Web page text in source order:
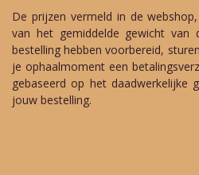
De prijzen vermeld in de
van het gemiddelde gewicht van
bestelling hebben voorbereid,
je ophaalmoment een
gebaseerd op het daadwerkelijke
jouw bestelling.